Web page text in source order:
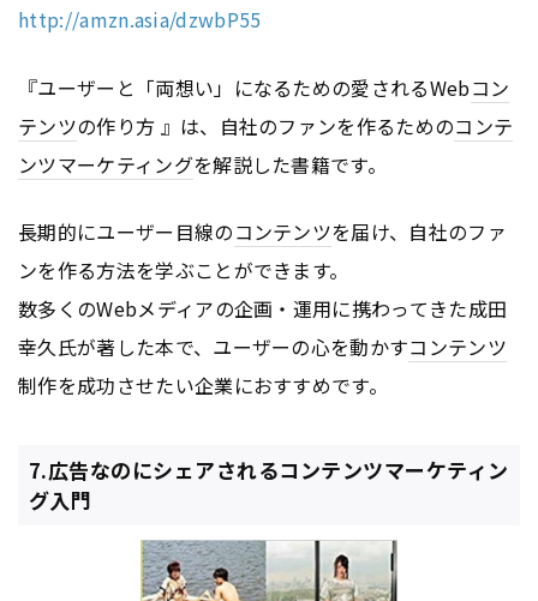
http://amzn.asia/dzwbP55
『ユーザーと「両想い」になるための愛されるWebコン
テンツの作り方 』は、自社のファンを作るためのコンテ
ンツマーケティングを解説した書籍です。
長期的にユーザー目線のコンテンツを届け、自社のファ
ンを作る方法を学ぶことができます。
数多くのWebメディアの企画・運用に携わってきた成田
幸久氏が著した本で、ユーザーの心を動かすコンテンツ
制作を成功させたい企業におすすめです。
7.広告なのにシェアされるコンテンツマーケティン
グ入門